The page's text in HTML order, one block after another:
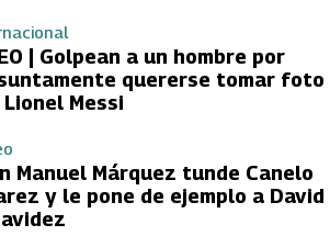
| Golpean a un hombre por
quererse tomar foto
Lionel Messi
Manuel Márquez tunde Canelo
y le pone de ejemplo a David